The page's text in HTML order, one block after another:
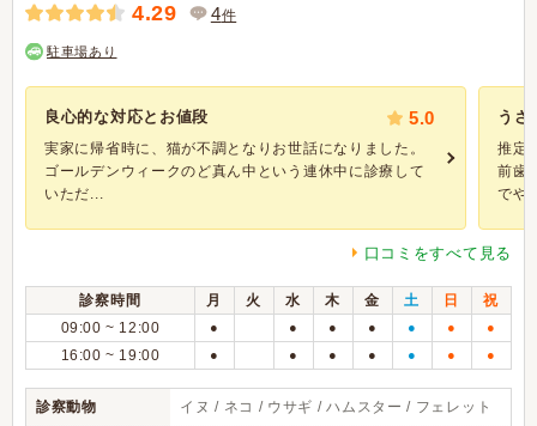
4.29 4件
駐車場あり
良心的な対応とお値段 5.0
実家に帰省時に、猫が不調となりお世話になりました。
ゴールデンウィークのど真ん中という連休中に診療して
いただ...
うさ
推定
前歯
でや
口コミをすべて見る
診察時間 月 火 水 木 金 土 日
祝
09:00 ~ 12:00
● ● ● ● ● ● ●
16:00 ~ 19:00 ● ● ● ● ● ● ●
診察動物 イヌ / ネコ / ウサギ / ハムスター / フェレット